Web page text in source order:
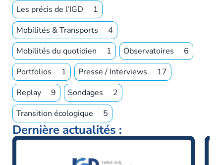
Les précis de l’IGD
1
Mobilités & Transports
4
Mobilités du quotidien
1 Observatoires
6
Portfolios
1 Presse / Interviews
17
Replay
9 Sondages
2
Transition écologique
5
Dernière actualités :